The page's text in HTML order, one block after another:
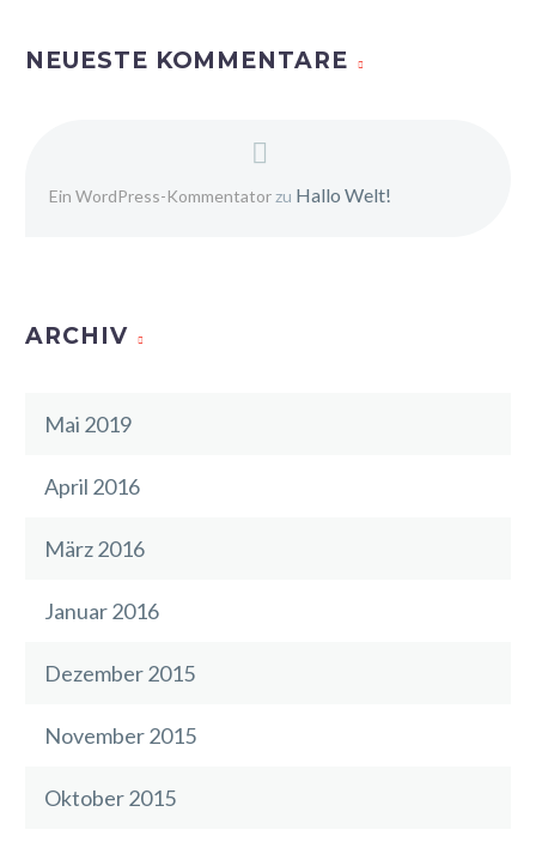
NEUESTE KOMMENTARE
Ein WordPress-Kommentatorzu Hallo Welt!
ARCHIV
Mai 2019
April 2016
März 2016
Januar 2016
Dezember 2015
November 2015
Oktober 2015